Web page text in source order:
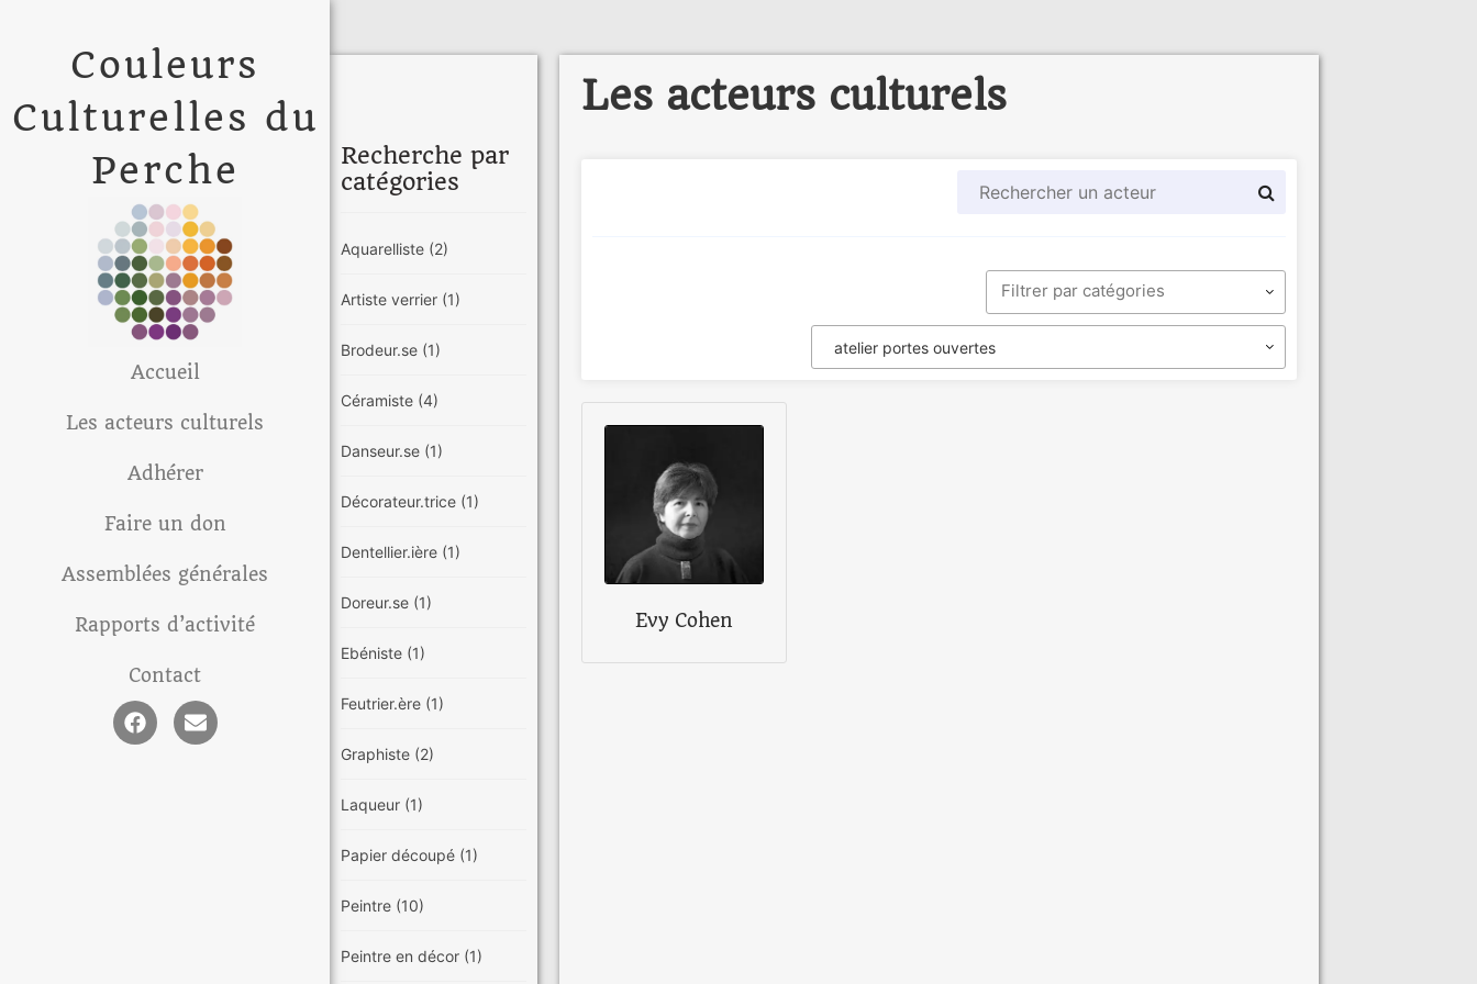
Couleurs
Culturelles du
Perche
Accueil
Les acteurs culturels
Adhérer
Faire un don
Assemblées générales
Rapports d’activité
Contact
Recherche par
catégories
Aquarelliste (2)
Artiste verrier (1)
Brodeur.se (1)
Céramiste (4)
Danseur.se (1)
Décorateur.trice (1)
Dentellier.ière (1)
Doreur.se (1)
Ebéniste (1)
Feutrier.ère (1)
Graphiste (2)
Laqueur (1)
Papier découpé (1)
Peintre (10)
Peintre en décor (1)
Les acteurs culturels
atelier portes ouvertes
Evy Cohen